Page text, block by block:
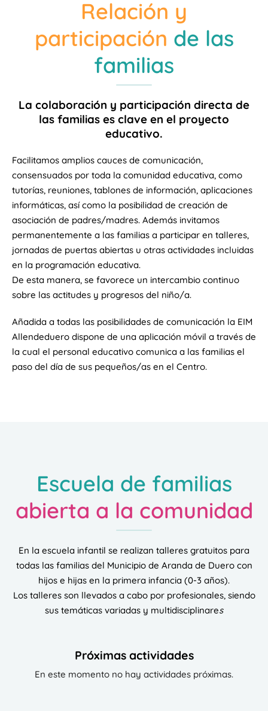
Relación y
participación de las
familias
La colaboración y participación directa de
las familias es clave en el proyecto
educativo.
Facilitamos amplios cauces de comunicación,
consensuados por toda la comunidad educativa, como
tutorías, reuniones, tablones de información, aplicaciones
informáticas, así como la posibilidad de creación de
asociación de padres/madres. Además invitamos
permanentemente a las familias a participar en talleres,
jornadas de puertas abiertas u otras actividades incluidas
en la programación educativa.
De esta manera, se favorece un intercambio continuo
sobre las actitudes y progresos del niño/a.
Añadida a todas las posibilidades de comunicación la EIM
Allendeduero dispone de una aplicación móvil a través de
la cual el personal educativo comunica a las familias el
paso del día de sus pequeños/as en el Centro.
Escuela de familias
abierta a la comunidad
En la escuela infantil se realizan talleres gratuitos para
todas las familias del Municipio de Aranda de Duero con
hijos e hijas en la primera infancia (0-3 años).
Los talleres son llevados a cabo por profesionales, siendo
sus temáticas variadas y multidisciplinares
Próximas actividades
En este momento no hay actividades próximas.